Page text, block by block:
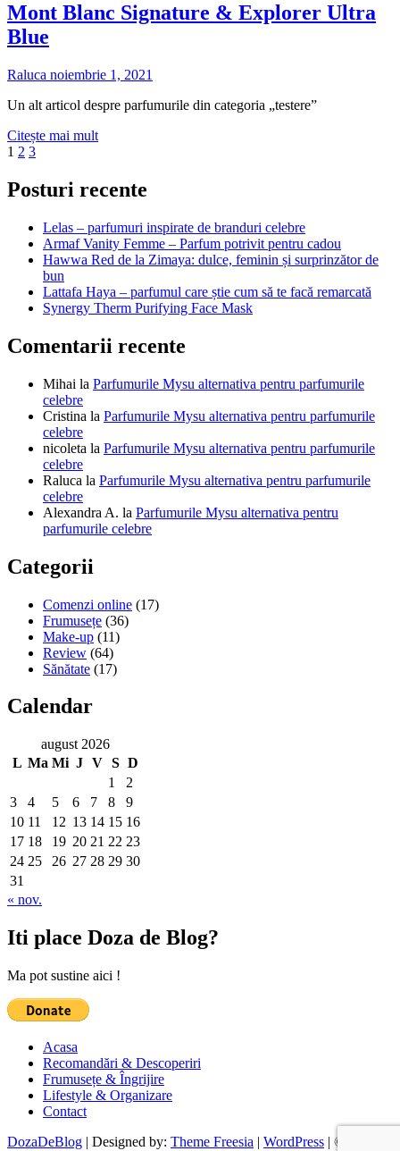
Mont Blanc Signature & Explorer Ultra
Blue
Raluca noiembrie 1, 2021
Un alt articol despre parfumurile din categoria „testere”
Citește mai multMont
Explorer
Blue
Paginație
articole
Page
1 Page
2 Page
3Next
Posturi recente
Lelas – parfumuri inspirate de branduri celebre
Armaf Vanity Femme – Parfum potrivit pentru cadou
Hawwa Red de la Zimaya: dulce, feminin și surprinzător de
bun
Lattafa Haya – parfumul care știe cum să te facă remarcată
Synergy Therm Purifying Face Mask
Comentarii recente
Mihai la Parfumurile Mysu alternativa pentru parfumurile
celebre
Cristina la Parfumurile Mysu alternativa pentru parfumurile
celebre
nicoleta la Parfumurile Mysu alternativa pentru parfumurile
celebre
Raluca la Parfumurile Mysu alternativa pentru parfumurile
celebre
Alexandra A. la Parfumurile Mysu alternativa pentru
parfumurile celebre
Categorii
Comenzi online (17)
Frumusețe (36)
Make-up (11)
Review (64)
Sănătate (17)
Calendar
august 2026
L Ma Mi J V S D
1
2
3
4 5 6 7 8
9
10 11 12 13 14 15 16
17 18 19 20 21 22 23
24 25 26 27 28 29 30
31
« nov.
Iti place Doza de Blog?
Ma pot sustine aici !
Acasa
Recomandări & Descoperiri
Frumusețe & Îngrijire
Lifestyle & Organizare
Contact
DozaDeBlog | Designed by: Theme Freesia | WordPress | ©